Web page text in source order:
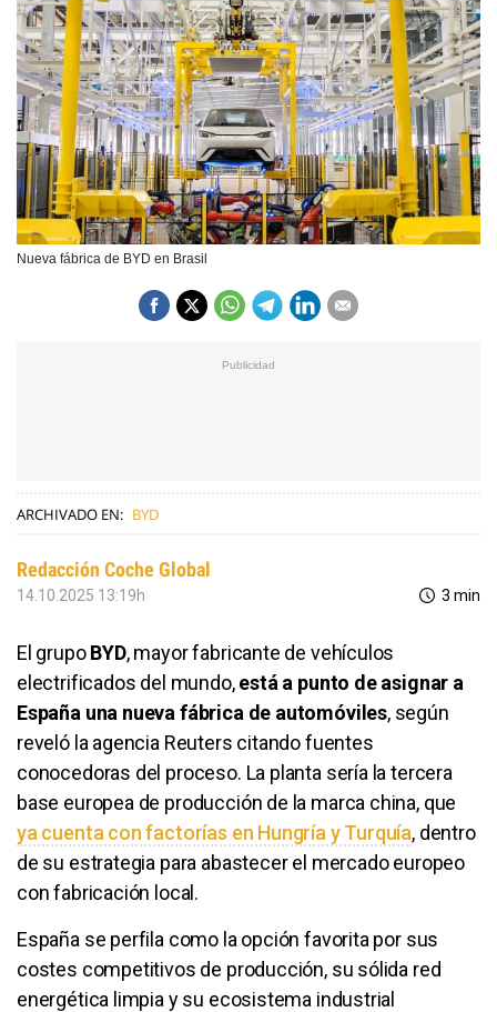
Nueva fábrica de BYD en Brasil
ARCHIVADO EN: BYD
Redacción Coche Global
14.10.2025 13:19h 3 min
El grupoBYD, mayor fabricante de vehículos
electrificados del mundo,está a punto de asignar a
España una nueva fábrica de automóviles, según
reveló la agencia Reuters citando fuentes
conocedoras del proceso. La planta sería la tercera
base europea de producción de la marca china, que
ya cuenta con factorías en Hungría y Turquía, dentro
de su estrategia para abastecer el mercado europeo
con fabricación local.
España se perfila como la opción favorita por sus
costes competitivos de producción, su sólida red
energética limpia y su ecosistema industrial